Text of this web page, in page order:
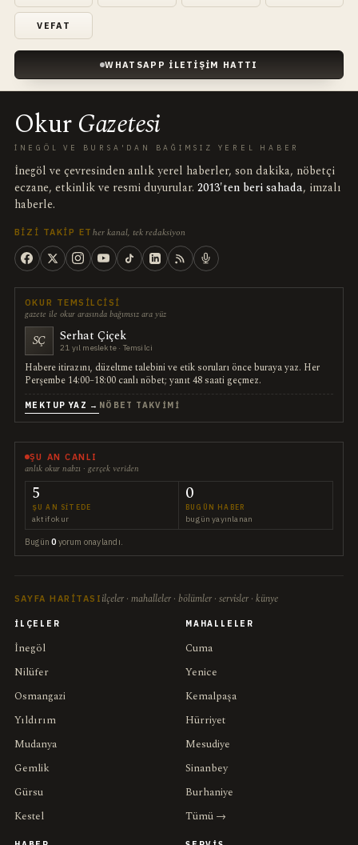
VEFAT
WHATSAPP İLETIŞIM HATTI
OkurGazetesi
İNEGÖL VE BURSA'DAN BAĞIMSIZ YEREL HABER
İnegöl ve çevresinden anlık yerel haberler, son dakika, nöbetçi
eczane, etkinlik ve resmi duyurular. 2013'ten beri sahada, imzalı
haberle.
BIZI TAKIP ET her kanal, tek redaksiyon
OKUR TEMSILCISI
gazete ile okur arasında bağımsız ara yüz
SÇ Serhat Çiçek
21 yıl meslekte · Temsilci
Habere itirazını, düzeltme talebini ve etik soruları önce buraya yaz. Her
Perşembe 14:00–18:00 canlı nöbet; yanıt 48 saati geçmez.
MEKTUP YAZ → NÖBET TAKVIMI
ŞU AN CANLI
anlık okur nabzı · gerçek veriden
5
ŞU AN SITEDE
aktif okur
0
BUGÜN HABER
bugün yayınlanan
Bugün0 yorum onaylandı.
SAYFA HARITASI ilçeler · mahalleler · bölümler · servisler · künye
İLÇELER
İnegöl
Nilüfer
Osmangazi
Yıldırım
Mudanya
Gemlik
Gürsu
Kestel
MAHALLELER
Cuma
Yenice
Kemalpaşa
Hürriyet
Mesudiye
Sinanbey
Burhaniye
Tümü →